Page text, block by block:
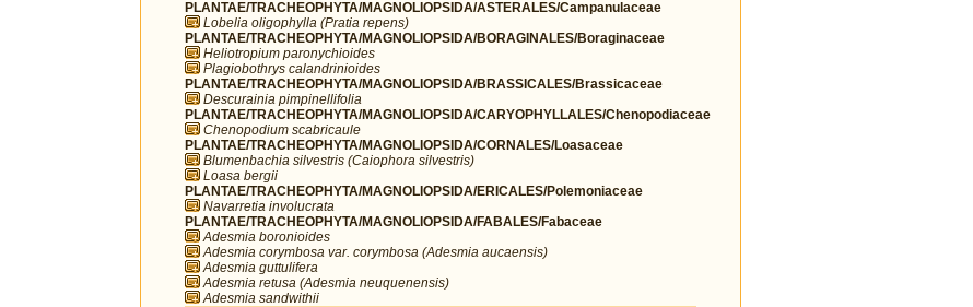
PLANTAE/TRACHEOPHYTA/MAGNOLIOPSIDA/ASTERALES/Campanulaceae
Lobelia oligophylla (Pratia repens)
PLANTAE/TRACHEOPHYTA/MAGNOLIOPSIDA/BORAGINALES/Boraginaceae
Heliotropium paronychioides
Plagiobothrys calandrinioides
PLANTAE/TRACHEOPHYTA/MAGNOLIOPSIDA/BRASSICALES/Brassicaceae
Descurainia pimpinellifolia
PLANTAE/TRACHEOPHYTA/MAGNOLIOPSIDA/CARYOPHYLLALES/Chenopodiaceae
Chenopodium scabricaule
PLANTAE/TRACHEOPHYTA/MAGNOLIOPSIDA/CORNALES/Loasaceae
Blumenbachia silvestris (Caiophora silvestris)
Loasa bergii
PLANTAE/TRACHEOPHYTA/MAGNOLIOPSIDA/ERICALES/Polemoniaceae
Navarretia involucrata
PLANTAE/TRACHEOPHYTA/MAGNOLIOPSIDA/FABALES/Fabaceae
Adesmia boronioides
Adesmia corymbosa var. corymbosa (Adesmia aucaensis)
Adesmia guttulifera
Adesmia retusa (Adesmia neuquenensis)
Adesmia sandwithii